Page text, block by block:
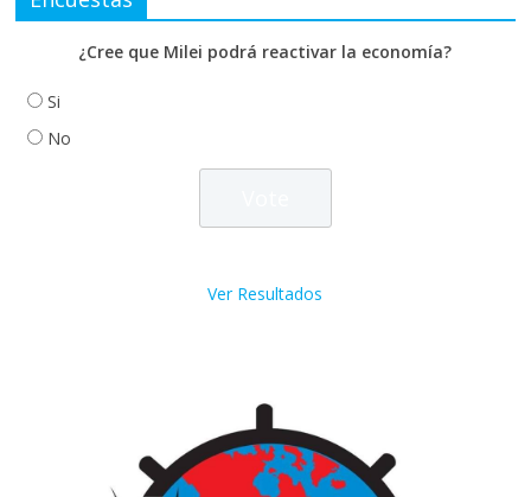
¿Cree que Milei podrá reactivar la economía?
Si
No
Ver Resultados